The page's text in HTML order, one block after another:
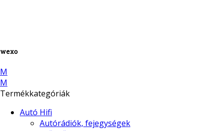
wexo
M
M
Termékkategóriák
Autó Hifi
Autórádiók, fejegységek